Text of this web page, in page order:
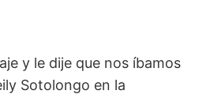
y le dije que nos íbamos
Sotolongo en la